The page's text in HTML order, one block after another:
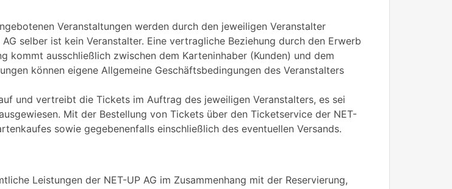
Veranstaltungen werden durch den jeweiligen Veranstalter
selber ist kein Veranstalter. Eine vertragliche Beziehung durch den Erwerb
ausschließlich zwischen dem Karteninhaber (Kunden) und dem
können eigene Allgemeine Geschäftsbedingungen des Veranstalters
und vertreibt die Tickets im Auftrag des jeweiligen Veranstalters, es sei
Mit der Bestellung von Tickets über den Ticketservice der NET-
sowie gegebenenfalls einschließlich des eventuellen Versands.
Leistungen der NET-UP AG im Zusammenhang mit der Reservierung,